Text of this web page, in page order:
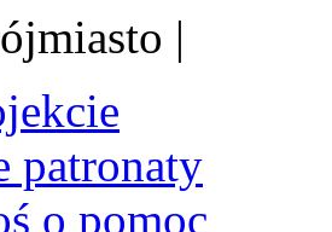
|
patronaty
o pomoc